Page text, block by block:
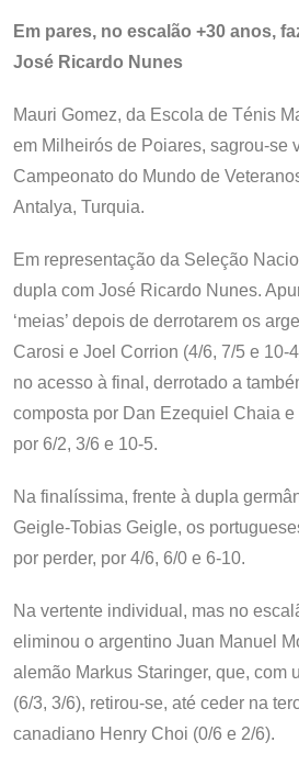
Em pares, no escalão +30 anos,
José Ricardo Nunes
Mauri Gomez, da Escola de Ténis
em Milheirós de Poiares, sagrou-se
Campeonato do Mundo de
Antalya, Turquia.
Em representação da Seleção
dupla com José Ricardo Nunes.
‘meias’ depois de derrotarem os
Carosi e Joel Corrion (4/6, 7/5 e 10-
no acesso à final, derrotado a
composta por Dan Ezequiel Chaia
por 6/2, 3/6 e 10-5.
Na finalíssima, frente à dupla
Geigle-Tobias Geigle, os
por perder, por 4/6, 6/0 e 6-10.
Na vertente individual, mas no
eliminou o argentino Juan Manuel
alemão Markus Staringer, que, com
(6/3, 3/6), retirou-se, até ceder na
canadiano Henry Choi (0/6 e 2/6).